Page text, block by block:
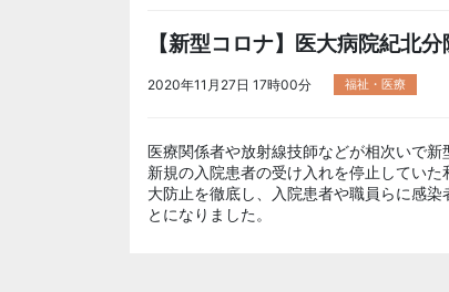
【新型コロナ】医大病院紀北
2020年11月27日 17時00分 福祉・医療
医療関係者や放射線技師などが相次いで
新規の入院患者の受け入れを停止してい
大防止を徹底し、入院患者や職員らに感
とになりました。